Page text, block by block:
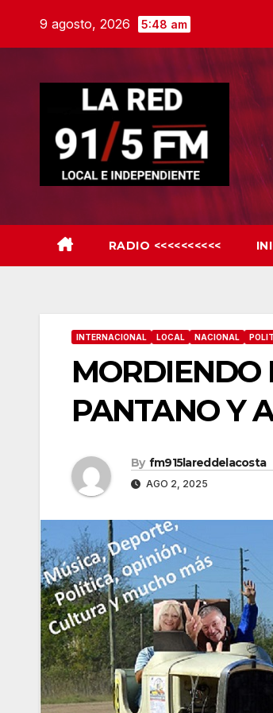
9 agosto, 2026 5:48 am
RADIO <<<<<<<<<<
INTERNACIONAL LOCAL NACIONAL
MORDIENDO
PANTANO Y
By fm915lareddelacosta
AGO 2, 2025